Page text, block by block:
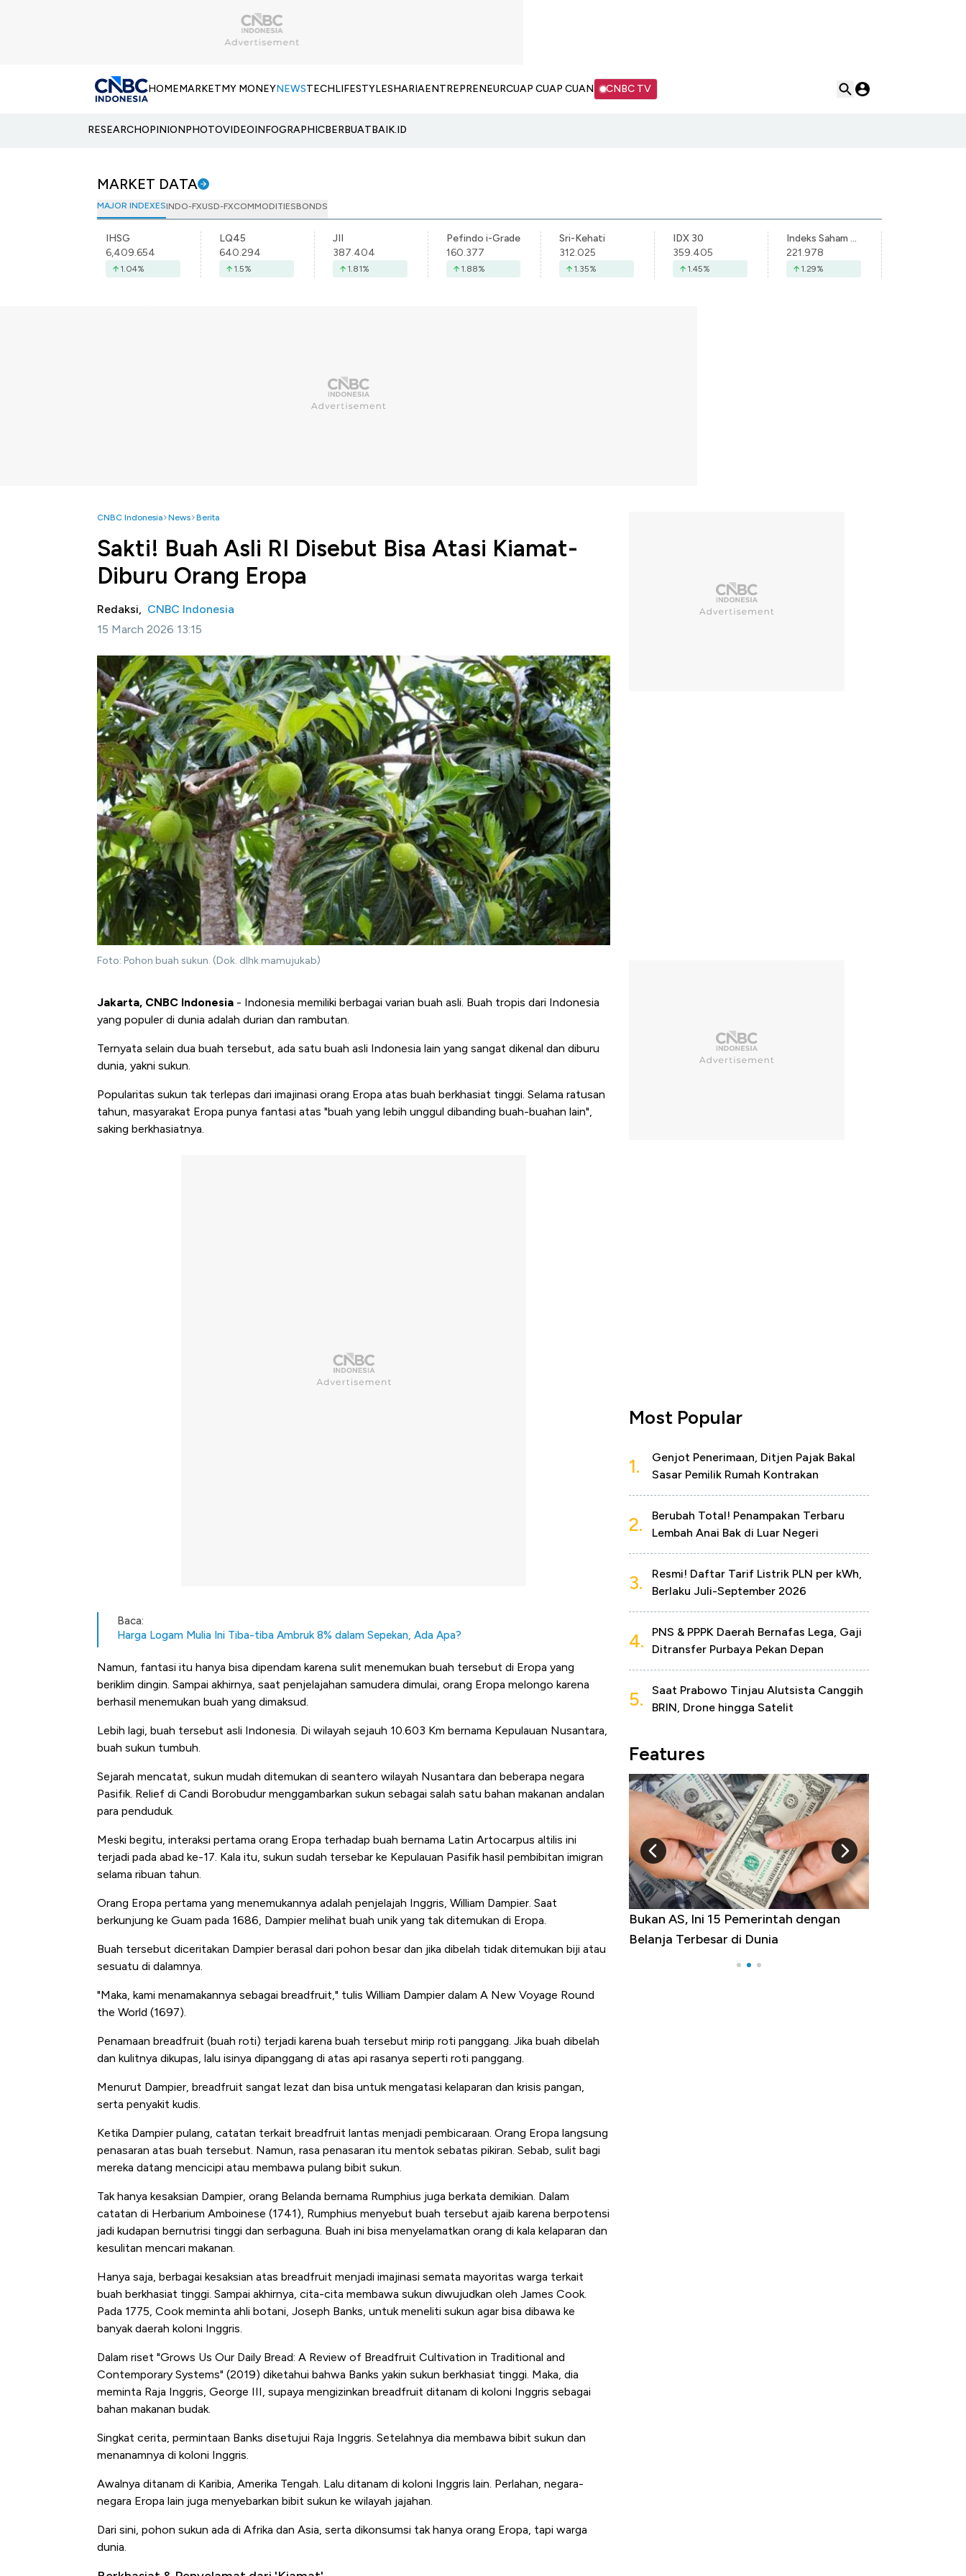
HOMEMARKETMY MONEYNEWSTECHLIFESTYLESHARIAENTREPRENEURCUAP CUAP CUAN CNBC TV
RESEARCHOPINIONPHOTOVIDEOINFOGRAPHICBERBUATBAIK.ID
MARKET DATA
MAJOR INDEXESINDO-FXUSD-FXCOMMODITIESBONDS
IHSG
6,409.654
1.04%
LQ45
640.294
1.5%
JII
387.404
1.81%
Pefindo i-Grade
160.377
1.88%
Sri-Kehati
312.025
1.35%
IDX 30
359.405
1.45%
Indeks Saham Syariah Indonesia
221.978
1.29%
CNBC Indonesia News Berita
Sakti! Buah Asli RI Disebut Bisa Atasi Kiamat-
Diburu Orang Eropa
Redaksi, CNBC Indonesia
15 March 2026 13:15
Foto: Pohon buah sukun. (Dok. dlhk.mamujukab)
Jakarta, CNBC Indonesia - Indonesia memiliki berbagai varian buah asli. Buah tropis dari Indonesia
yang populer di dunia adalah durian dan rambutan.
Ternyata selain dua buah tersebut, ada satu buah asli Indonesia lain yang sangat dikenal dan diburu
dunia, yakni sukun.
Popularitas sukun tak terlepas dari imajinasi orang Eropa atas buah berkhasiat tinggi. Selama ratusan
tahun, masyarakat Eropa punya fantasi atas "buah yang lebih unggul dibanding buah-buahan lain",
saking berkhasiatnya.
Baca:
Harga Logam Mulia Ini Tiba-tiba Ambruk 8% dalam Sepekan, Ada Apa?
Namun, fantasi itu hanya bisa dipendam karena sulit menemukan buah tersebut di Eropa yang
beriklim dingin. Sampai akhirnya, saat penjelajahan samudera dimulai, orang Eropa melongo karena
berhasil menemukan buah yang dimaksud.
Lebih lagi, buah tersebut asli Indonesia. Di wilayah sejauh 10.603 Km bernama Kepulauan Nusantara,
buah sukun tumbuh.
Sejarah mencatat, sukun mudah ditemukan di seantero wilayah Nusantara dan beberapa negara
Pasifik. Relief di Candi Borobudur menggambarkan sukun sebagai salah satu bahan makanan andalan
para penduduk.
Meski begitu, interaksi pertama orang Eropa terhadap buah bernama Latin Artocarpus altilis ini
terjadi pada abad ke-17. Kala itu, sukun sudah tersebar ke Kepulauan Pasifik hasil pembibitan imigran
selama ribuan tahun.
Orang Eropa pertama yang menemukannya adalah penjelajah Inggris, William Dampier. Saat
berkunjung ke Guam pada 1686, Dampier melihat buah unik yang tak ditemukan di Eropa.
Buah tersebut diceritakan Dampier berasal dari pohon besar dan jika dibelah tidak ditemukan biji atau
sesuatu di dalamnya.
"Maka, kami menamakannya sebagai breadfruit," tulis William Dampier dalam A New Voyage Round
the World (1697).
Penamaan breadfruit (buah roti) terjadi karena buah tersebut mirip roti panggang. Jika buah dibelah
dan kulitnya dikupas, lalu isinya dipanggang di atas api rasanya seperti roti panggang.
Menurut Dampier, breadfruit sangat lezat dan bisa untuk mengatasi kelaparan dan krisis pangan,
serta penyakit kudis.
Ketika Dampier pulang, catatan terkait breadfruit lantas menjadi pembicaraan. Orang Eropa langsung
penasaran atas buah tersebut. Namun, rasa penasaran itu mentok sebatas pikiran. Sebab, sulit bagi
mereka datang mencicipi atau membawa pulang bibit sukun.
Tak hanya kesaksian Dampier, orang Belanda bernama Rumphius juga berkata demikian. Dalam
catatan di Herbarium Amboinese (1741), Rumphius menyebut buah tersebut ajaib karena berpotensi
jadi kudapan bernutrisi tinggi dan serbaguna. Buah ini bisa menyelamatkan orang di kala kelaparan dan
kesulitan mencari makanan.
Hanya saja, berbagai kesaksian atas breadfruit menjadi imajinasi semata mayoritas warga terkait
buah berkhasiat tinggi. Sampai akhirnya, cita-cita membawa sukun diwujudkan oleh James Cook.
Pada 1775, Cook meminta ahli botani, Joseph Banks, untuk meneliti sukun agar bisa dibawa ke
banyak daerah koloni Inggris.
Dalam riset "Grows Us Our Daily Bread: A Review of Breadfruit Cultivation in Traditional and
Contemporary Systems" (2019) diketahui bahwa Banks yakin sukun berkhasiat tinggi. Maka, dia
meminta Raja Inggris, George III, supaya mengizinkan breadfruit ditanam di koloni Inggris sebagai
bahan makanan budak.
Singkat cerita, permintaan Banks disetujui Raja Inggris. Setelahnya dia membawa bibit sukun dan
menanamnya di koloni Inggris.
Awalnya ditanam di Karibia, Amerika Tengah. Lalu ditanam di koloni Inggris lain. Perlahan, negara-
negara Eropa lain juga menyebarkan bibit sukun ke wilayah jajahan.
Dari sini, pohon sukun ada di Afrika dan Asia, serta dikonsumsi tak hanya orang Eropa, tapi warga
dunia.
Most Popular
1.
Genjot Penerimaan, Ditjen Pajak Bakal
Sasar Pemilik Rumah Kontrakan
2.
Berubah Total! Penampakan Terbaru
Lembah Anai Bak di Luar Negeri
3.
Resmi! Daftar Tarif Listrik PLN per kWh,
Berlaku Juli-September 2026
4.
PNS & PPPK Daerah Bernafas Lega, Gaji
Ditransfer Purbaya Pekan Depan
5.
Saat Prabowo Tinjau Alutsista Canggih
BRIN, Drone hingga Satelit
Features
Kongo Tutup Keran Ekspor, Harga
Bukan AS, Ini 15 Pemerintah dengan
Belanja Terbesar di Dunia